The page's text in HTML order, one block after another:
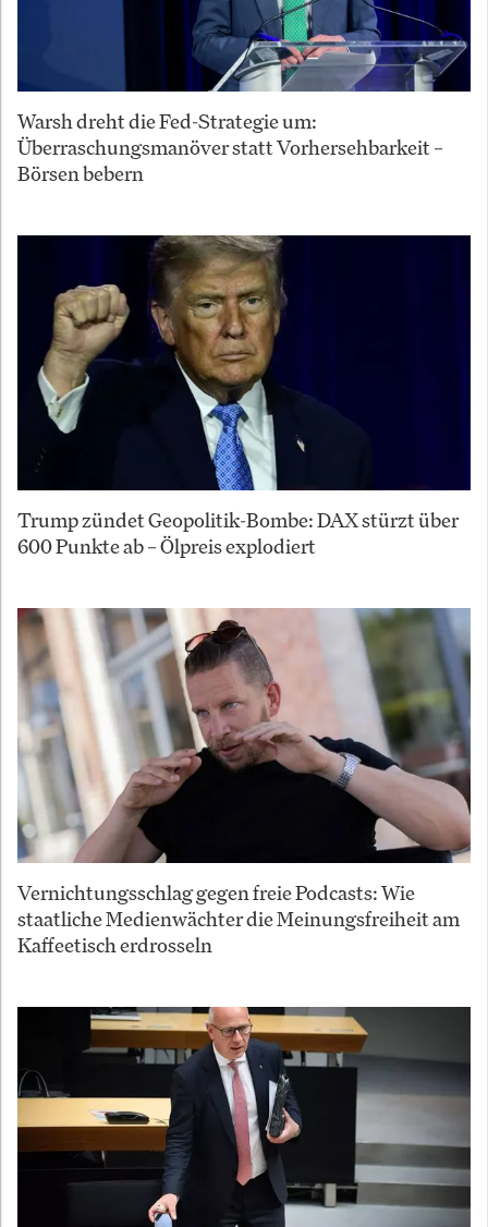
Warsh dreht die Fed-Strategie um:
Überraschungsmanöver statt Vorhersehbarkeit –
Börsen bebern
Trump zündet Geopolitik-Bombe: DAX stürzt über
600 Punkte ab – Ölpreis explodiert
Vernichtungsschlag gegen freie Podcasts: Wie
staatliche Medienwächter die Meinungsfreiheit am
Kaffeetisch erdrosseln